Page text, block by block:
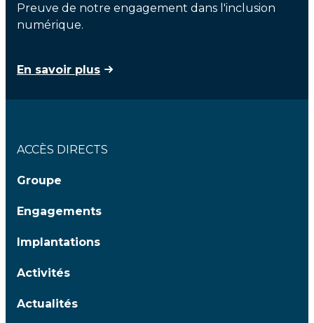
Preuve de notre engagement dans l'inclusion
numérique.
En savoir plus
ACCÈS DIRECTS
Groupe
Engagements
Implantations
Activités
Actualités